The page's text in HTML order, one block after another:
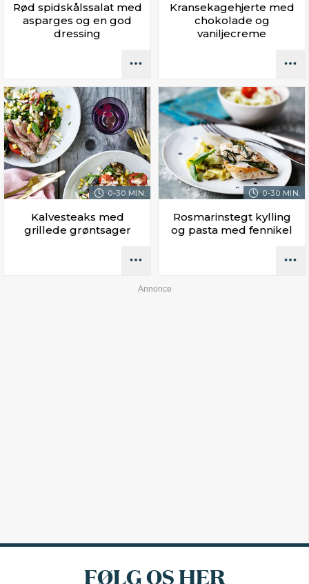
Rød spidskålssalat med
asparges og en god
dressing
Kransekagehjerte med
chokolade og
vaniljecreme
0-30 MIN.
Kalvesteaks med
grillede grøntsager
0-30 MIN.
Rosmarinstegt kylling
og pasta med fennikel
FØLG OS HER